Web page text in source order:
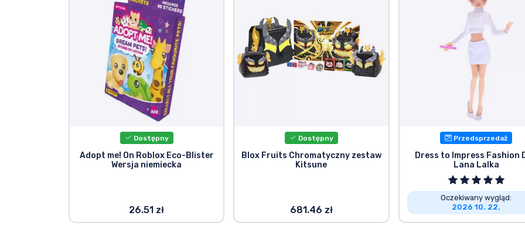
Dostępny
Adopt me! On Roblox Eco-Blister
Wersja niemiecka
26.51 zł
Dostępny
Blox Fruits Chromatyczny zestaw
Kitsune
681.46 zł
Przedsprzedaż
Dress to Impress Fashion
Lana Lalka
Oczekiwany wygląd:
2026 10. 22.
Rzeczy filmowe
Wspaniałe rzeczy
Rzeczy dla graczy
Rzeczy muzyczne